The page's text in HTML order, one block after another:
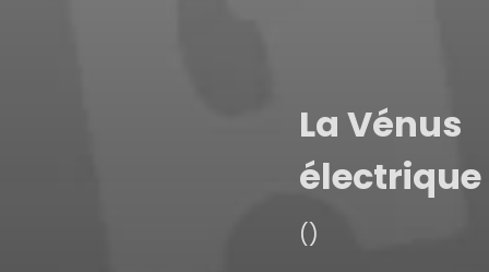
La Vénus
électrique
()